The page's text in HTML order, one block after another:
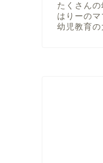
たくさん
はりーの
幼児教育